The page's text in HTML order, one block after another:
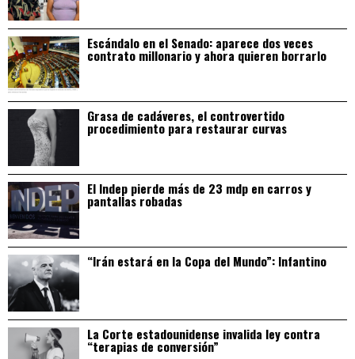
Escándalo en el Senado: aparece dos veces
contrato millonario y ahora quieren borrarlo
Grasa de cadáveres, el controvertido
procedimiento para restaurar curvas
El Indep pierde más de 23 mdp en carros y
pantallas robadas
“Irán estará en la Copa del Mundo”: Infantino
La Corte estadounidense invalida ley contra
“terapias de conversión”